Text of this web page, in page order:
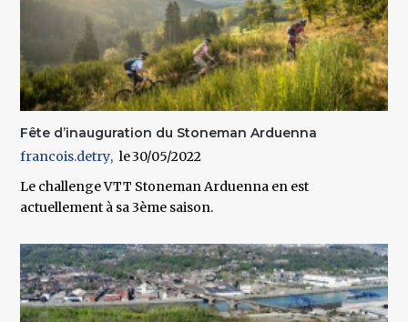
Fête d’inauguration du Stoneman Arduenna
francois.detry
30/05/2022
Le challenge VTT Stoneman Arduenna en est
actuellement à sa 3ème saison.